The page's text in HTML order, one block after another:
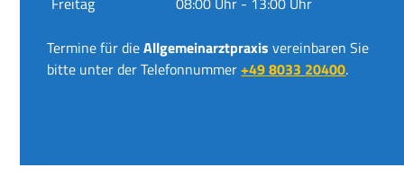
Termine für dieAllgemeinarztpraxis vereinbaren Sie
bitte unter der Telefonnummer+49 8033 20400.